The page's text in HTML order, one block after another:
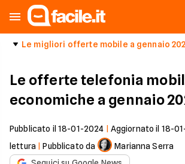
Le migliori offerte mobile a gennaio
Le offerte telefonia
economiche a gennaio
Pubblicato il 18-01-2024 Aggiornato il 18-
lettura |Pubblicato da
Marianna Serra